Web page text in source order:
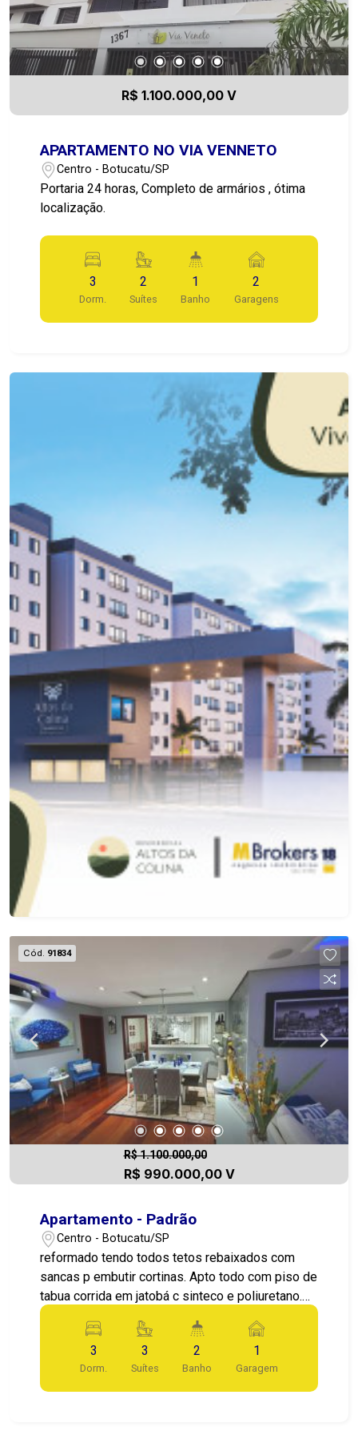
R$ 1.100.000,00 V
APARTAMENTO NO VIA VENNETO
Centro - Botucatu/SP
Portaria 24 horas, Completo de armários , ótima
localização.
3
Dorm.
2
Suítes
1
Banho
2
Garagens
Cód. 91834
R$ 1.100.000,00
R$ 990.000,00 V
Apartamento - Padrão
Centro - Botucatu/SP
reformado tendo todos tetos rebaixados com
sancas p embutir cortinas. Apto todo com piso de
tabua corrida em jatobá c sinteco e poliuretano.
Todo com iluminação em Led. Moveis planejados
e todos cômodos. Face norte pega sol pela
manhã nas 3 suítes e o vento sempre sopra sul e
seca mais as roupas. A sala e o bar têm
iluminação em varias cores por controle remoto.
3
Dorm.
3
Suítes
2
Banho
1
Garagem